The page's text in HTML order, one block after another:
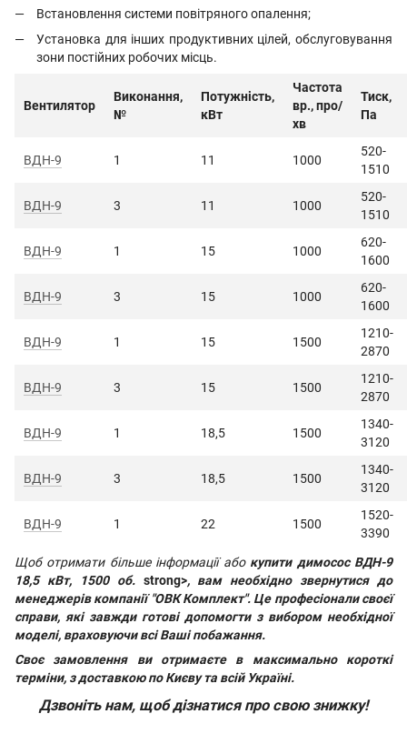
Встановлення системи повітряного опалення;
Установка для інших продуктивних цілей, обслуговування
зони постійних робочих місць.
Вентилятор
Виконання,
№
Потужність,
кВт
Частота
вр., про/
хв
Тиск,
Па
ВДН-9 1 11 1000
520-
1510
ВДН-9 3 11 1000
520-
1510
ВДН-9 1 15 1000
620-
1600
ВДН-9 3 15 1000
620-
1600
ВДН-9 1 15 1500
1210-
2870
ВДН-9 3 15 1500
1210-
2870
ВДН-9 1 18,5 1500
1340-
3120
ВДН-9 3 18,5 1500
1340-
3120
ВДН-9 1 22 1500
1520-
3390
Щоб отримати більше інформації або купити димосос ВДН-9
18,5 кВт, 1500 об.strong>, вам необхідно звернутися до
менеджерів компанії "ОВК Комплект". Це професіонали своєї
справи, які завжди готові допомогти з вибором необхідної
моделі, враховуючи всі Ваші побажання.
Своє замовлення ви отримаєте в максимально короткі
терміни, з доставкою по Києву та всій Україні.
Дзвоніть нам, щоб дізнатися про свою знижку!